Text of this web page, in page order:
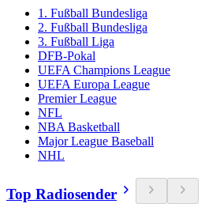
1. Fußball Bundesliga
2. Fußball Bundesliga
3. Fußball Liga
DFB-Pokal
UEFA Champions League
UEFA Europa League
Premier League
NFL
NBA Basketball
Major League Baseball
NHL
Top Radiosender